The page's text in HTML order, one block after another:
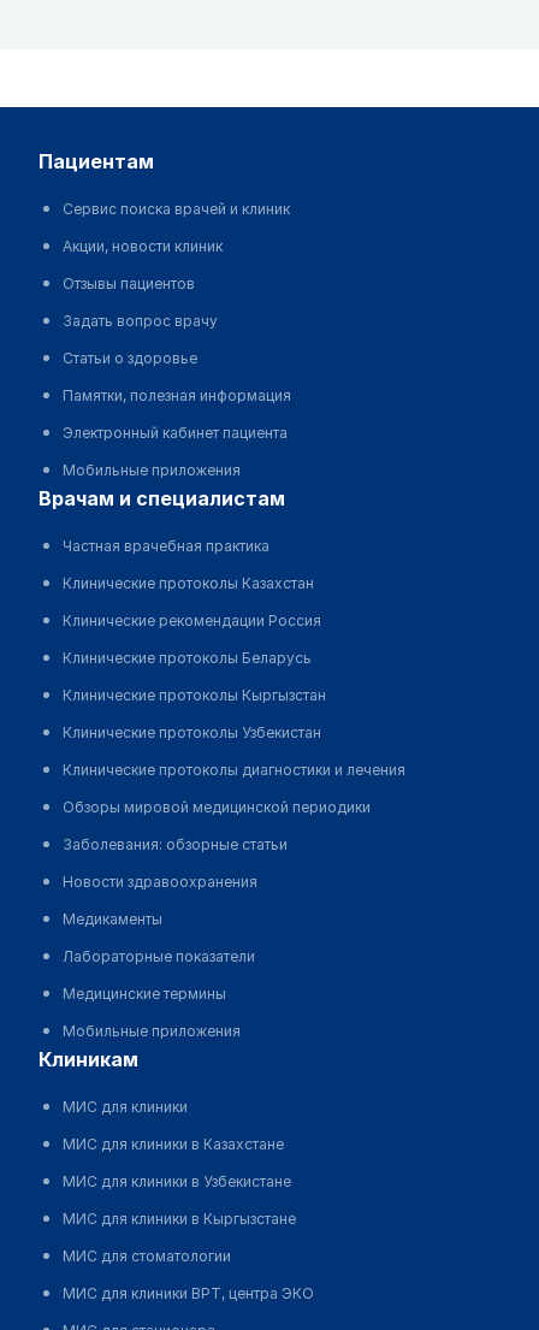
пациентам
Сервис поиска врачей и клиник
Акции, новости клиник
Отзывы пациентов
Задать вопрос врачу
Статьи о здоровье
Памятки, полезная информация
Электронный кабинет пациента
Мобильные приложения
врачам и специалистам
Частная врачебная практика
Клинические протоколы Казахстан
Клинические рекомендации Россия
Клинические протоколы Беларусь
Клинические протоколы Кыргызстан
Клинические протоколы Узбекистан
Клинические протоколы диагностики и лечения
Обзоры мировой медицинской периодики
Заболевания: обзорные статьи
Новости здравоохранения
Медикаменты
Лабораторные показатели
Медицинские термины
Мобильные приложения
клиникам
МИС для клиники
МИС для клиники в Казахстане
МИС для клиники в Узбекистане
МИС для клиники в Кыргызстане
МИС для стоматологии
МИС для клиники ВРТ, центра ЭКО